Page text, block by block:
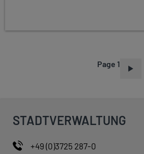
Page 1
STADTVERWALTUNG
+49 (0)3725 287-0